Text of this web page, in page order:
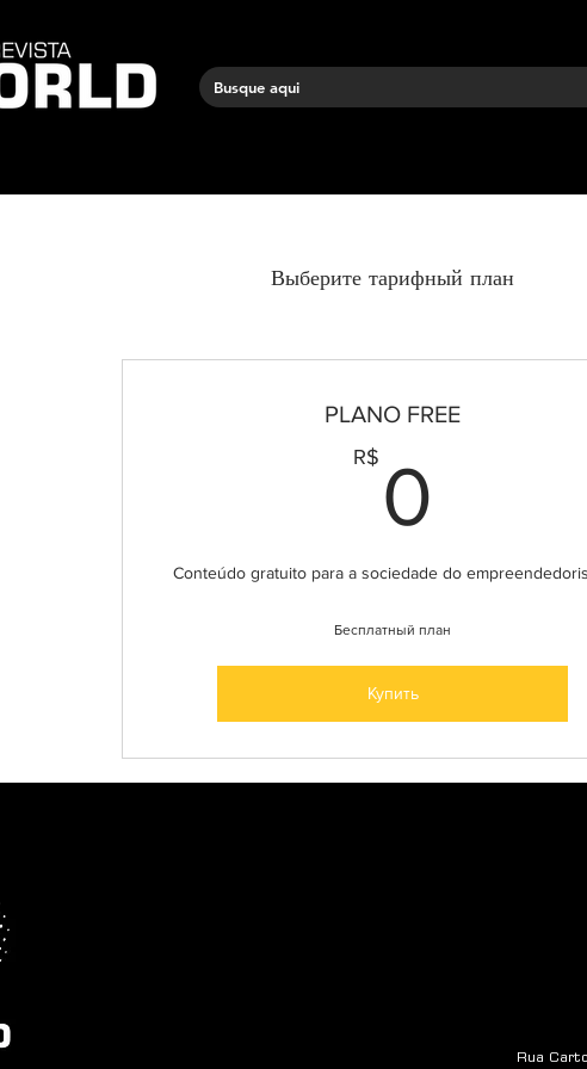
Выберите тарифный план
PLANO FREE
R$ 0
Conteúdo gratuito para a sociedade do
Бесплатный план
Купить
Rua